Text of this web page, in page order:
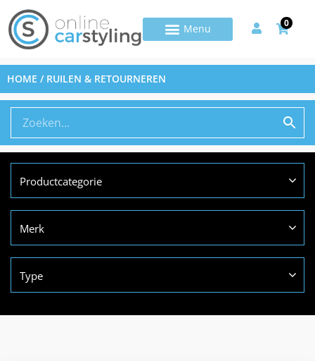
0
HOME / RUILEN & RETOURNEREN
Productcategorie
Merk
Type